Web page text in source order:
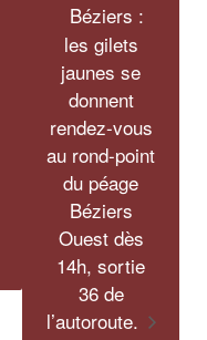
Béziers :
les gilets
jaunes se
donnent
rendez-vous
au rond-point
du péage
Béziers
Ouest dès
14h, sortie
36 de
l’autoroute.